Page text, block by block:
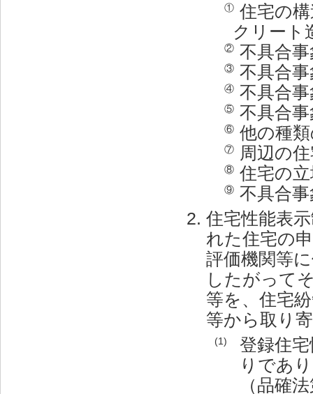
① 住宅の
クリート
② 不具合
③ 不具合
④ 不具合
⑤ 不具合
⑥ 他の種
⑦ 周辺の
⑧ 住宅の
⑨ 不具合
住宅性能表
れた住宅の
評価機関等
したがって
等を、住宅
等から取り
(1)
登録住
りであ
（品確